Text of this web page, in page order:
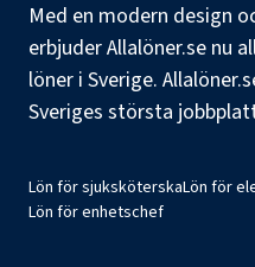
Med en modern design
erbjuder Allalöner.se nu
löner i Sverige.
Sveriges största
Lön för sjuksköterskaLön för
Lön för enhetschef